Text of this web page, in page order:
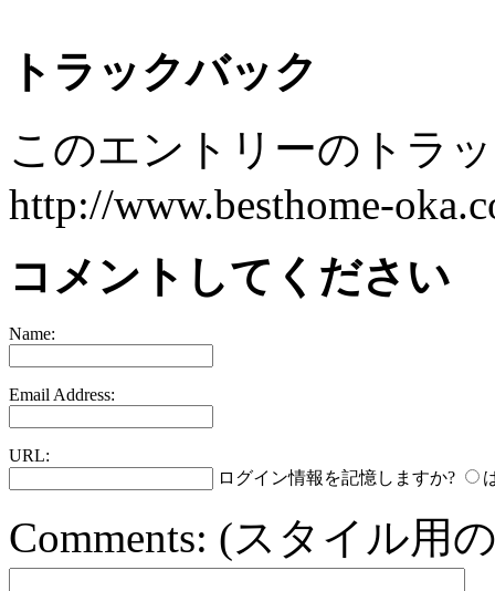
トラックバック
このエントリーのトラ
http://www.besthome-
コメントしてください
Name:
Email Address:
URL:
ログイン情報を記憶しますか?
Comments: (スタイル用